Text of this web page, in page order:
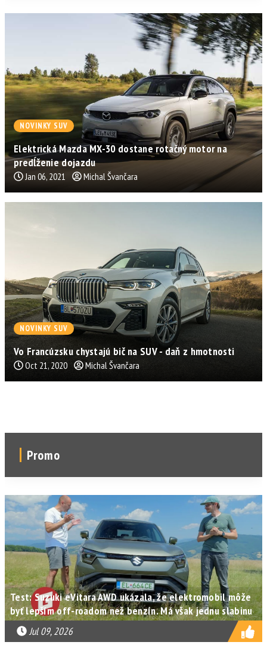
NOVINKY SUV
Elektrická Mazda MX-30 dostane rotačný motor na
predĺženie dojazdu
Jan 06, 2021 Michal Švančara
NOVINKY SUV
Vo Francúzsku chystajú bič na SUV - daň z hmotnosti
Oct 21, 2020 Michal Švančara
Promo
Test: Suzuki eVitara AWD ukázala, že elektromobil môže
byť lepším off-roadom než benzín. Má však jednu slabinu
Jul 09, 2026